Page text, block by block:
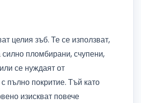
целия зъб. Те се използват,
силно пломбирани, счупени,
се нуждаят от
пълно покритие. Тъй като
изискват повече